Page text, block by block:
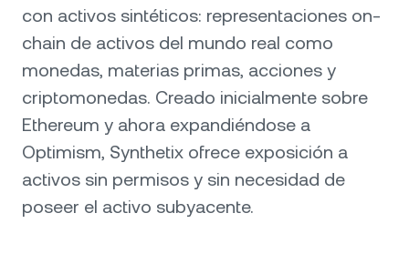
con activos sintéticos: representaciones on-
chain de activos del mundo real como
monedas, materias primas, acciones y
criptomonedas. Creado inicialmente sobre
Ethereum y ahora expandiéndose a
Optimism, Synthetix ofrece exposición a
activos sin permisos y sin necesidad de
poseer el activo subyacente.